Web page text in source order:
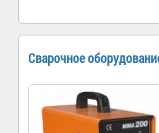
Сварочное